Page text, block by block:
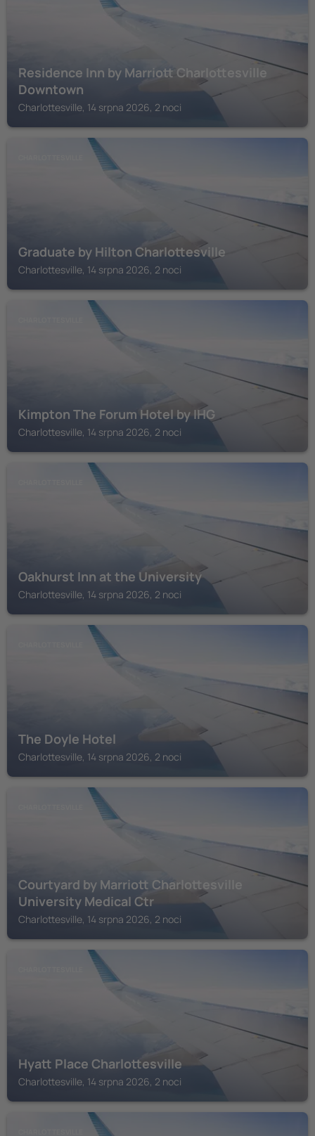
Residence Inn by Marriott Charlottesville
Downtown
Charlottesville, 14 srpna 2026, 2 noci
Graduate by Hilton Charlottesville
Charlottesville, 14 srpna 2026, 2 noci
Kimpton The Forum Hotel by IHG
Charlottesville, 14 srpna 2026, 2 noci
Oakhurst Inn at the University
Charlottesville, 14 srpna 2026, 2 noci
The Doyle Hotel
Charlottesville, 14 srpna 2026, 2 noci
Courtyard by Marriott Charlottesville
University Medical Ctr
Charlottesville, 14 srpna 2026, 2 noci
Hyatt Place Charlottesville
Charlottesville, 14 srpna 2026, 2 noci